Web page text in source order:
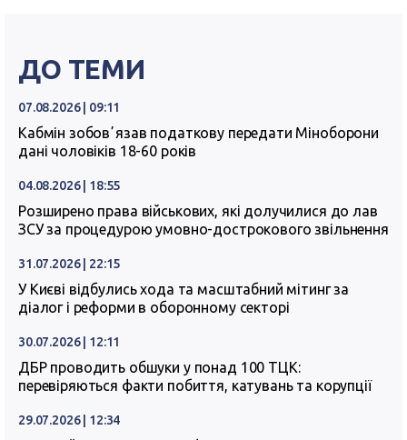
ДО ТЕМИ
07.08.2026 | 09:11
Кабмін зобовʼязав податкову передати Міноборони
дані чоловіків 18-60 років
04.08.2026 | 18:55
Розширено права військових, які долучилися до лав
ЗСУ за процедурою умовно-дострокового звільнення
31.07.2026 | 22:15
У Києві відбулись хода та масштабний мітинг за
діалог і реформи в оборонному секторі
30.07.2026 | 12:11
ДБР проводить обшуки у понад 100 ТЦК:
перевіряються факти побиття, катувань та корупції
29.07.2026 | 12:34